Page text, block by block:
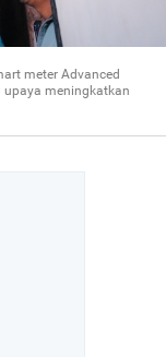
meter Advanced
upaya meningkatkan